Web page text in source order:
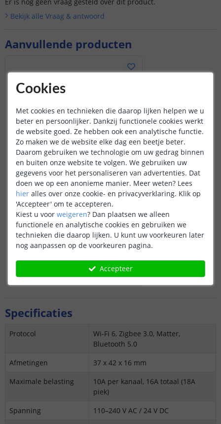
Aanvullende producten
Shelly EM Mini Gen4
Compacte energie meter
20 ,95
IN WINKELWAGEN
Bekijk alle Vraag & antwoord
Specificaties
Protocol
Wi-Fi 6, Zigbee 3.0, Matter,
Bluetooth 5.0
Afmetingen
37 x 42 x 16 mm
Maximale belasting
10A per kanaal, 16A totaal (18A
piek)
Spanning
110–240 V AC / 24 V DC
Cookies
Met cookies en technieken die daarop lijken helpen we u
beter en persoonlijker. Dankzij functionele cookies werkt
de website goed. Ze hebben ook een analytische functie.
Zo maken we de website elke dag een beetje beter.
Daarom gebruiken we technologie om uw gedrag binnen
en buiten onze website te volgen. We gebruiken uw
gegevens voor het personaliseren van advertenties. Dat
doen we op een anonieme manier. Meer weten? Lees
hier alles over onze cookie- en privacyverklaring. Klik op
'Accepteer' om te accepteren.
Kiest u voor weigeren? Dan plaatsen we alleen
functionele en analytische cookies en gebruiken we
technieken die daarop lijken. U kunt uw voorkeuren later
nog aanpassen op de voorkeuren pagina.
Accepteer